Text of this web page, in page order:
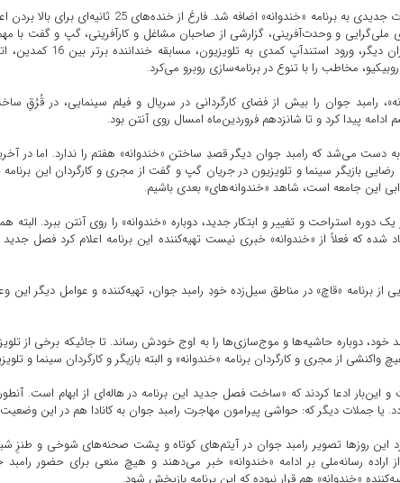
به همین‌خاطر رفته رفته در فصل‌های بعدی اتفاقات جدیدی به برنامه «خندوانه»
و وحدت‌آفرینی، گزارشی از صاحبان مشاغل و کارآفرینی، گپ و گفت با
اجرای نمایش طنز توسط «جناب خان» و بازیگران
مخاطب را با تنوع در برنامه‌سازی روبرو می‌کرد.
رامبد جوان را بیش از فضای کارگردانی در سریال و فیلم سینمایی، در قُرُقِ
ادامه پیدا کرد و تا شانزدهم فروردین‌ماه امسال روی آنتن بود.
می‌شد که رامبد جوان دیگر قصدِ ساختن «خندوانه» هفتم را ندارد. اما در
بازیگر سینما و تلویزیون در جریان گپ و گفت از مجری و کارگردان این
این جامعه است، شاهد «خندوانه‌های» بعدی باشیم.
دوره استراحت و تغییر و ابتکار جدید، دوباره «خندوانه» را روی آنتن ببرد.
که فعلاً از «خندوانه» خبری نیست تهیه‌کننده این برنامه اعلام کرد فصل جدید
«قاچ» در مناطق سیل‌زده خودِ رامبد جوان، تهیه‌کننده و عوامل دیگر این
خود، دوباره حاشیه‌ها و موج‌سازی‌ها را به اوج خودش رساند. تا جائیکه برخی از
از مجری و کارگردان برنامه «خندوانه» و البته بازیگر و کارگردان سینما و
این‌‌بار ادعا کردند که «ساخت فصل جدید این برنامه در هاله‌ای از ابهام است.
یا جملات دیگر که: حواشی پیرامون مهاجرت رامبد جوان به کانادا هم در این
این روزها تصویر رامبد جوان در آیتم‌های کوتاه و پشت صحنه‌های شوخی و طنزِ
رسانه‌ملی بر ادامه «خندوانه» خبر می‌دهند و هیچ منعی برای حضور رامبد
«خندوانه» هم قرار نبوده که این برنامه بازپخش شود.